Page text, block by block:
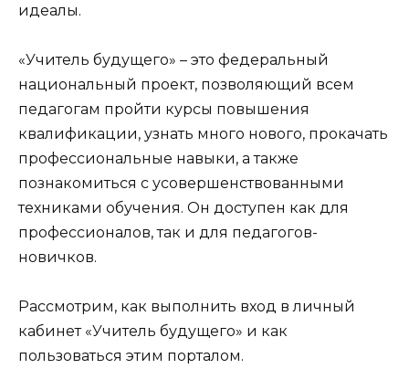
идеалы.
«Учитель будущего» – это федеральный
национальный проект, позволяющий всем
педагогам пройти курсы повышения
квалификации, узнать много нового, прокачать
профессиональные навыки, а также
познакомиться с усовершенствованными
техниками обучения. Он доступен как для
профессионалов, так и для педагогов-
новичков.
Рассмотрим, как выполнить вход в личный
кабинет «Учитель будущего» и как
пользоваться этим порталом.